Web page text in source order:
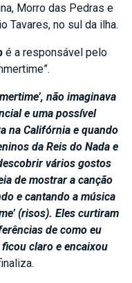
Morro das Pedras e
Tavares, no sul da ilha.
é a responsável pelo
não imaginava
e uma possível
na Califórnia e quando
da Reis do Nada e
vários gostos
de mostrar a canção
e cantando a música
(risos). Eles curtiram
de como eu
claro e encaixou